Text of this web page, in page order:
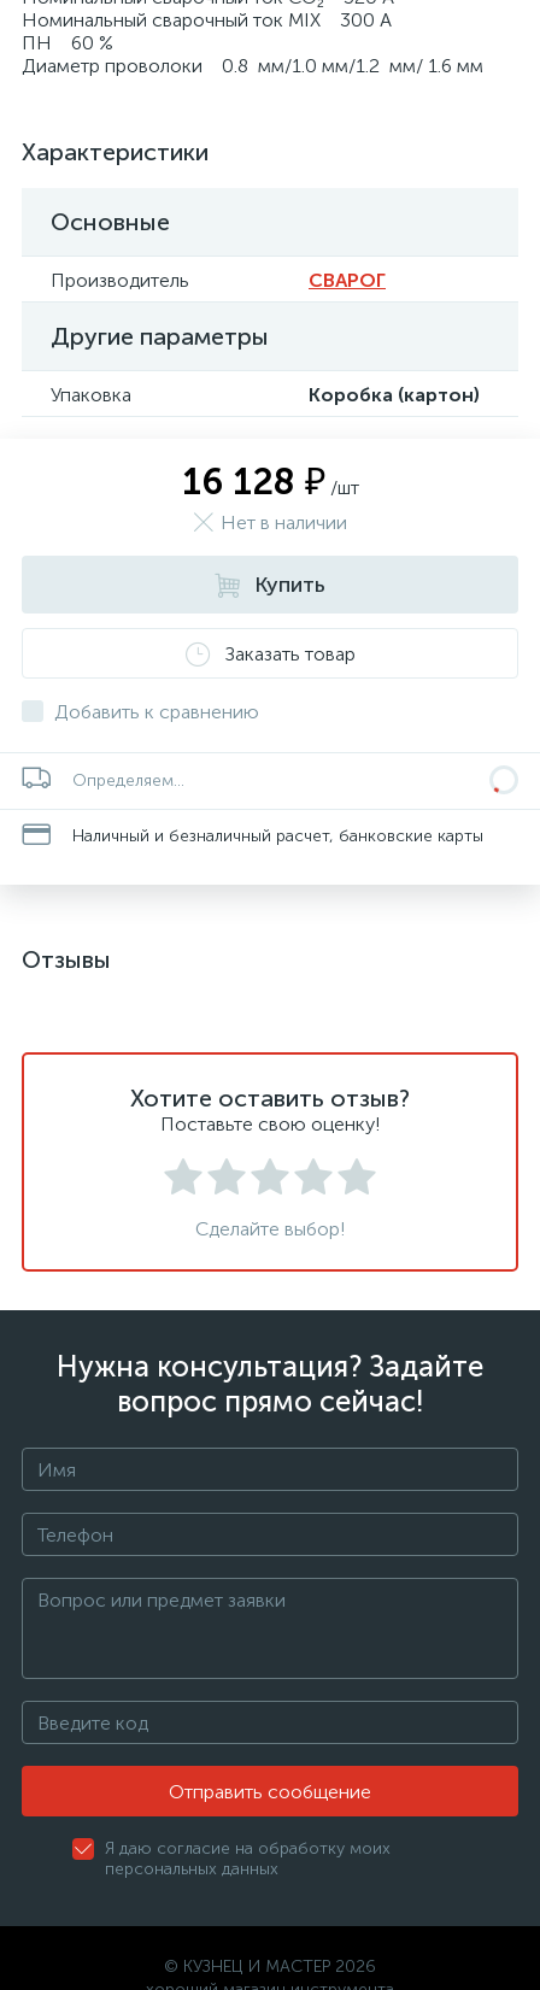
Номинальный сварочный ток MIX 300 А
ПН 60 %
Диаметр проволоки 0.8 мм/1.0 мм/1.2 мм/ 1.6 мм
Характеристики
Основные
Производитель СВАРОГ
Другие параметры
Упаковка Коробка (картон)
16 128 ₽ /шт
Нет в наличии
Купить
Заказать товар
Добавить к сравнению
Определяем...
Наличный и безналичный расчет, банковские карты
Отзывы
Хотите оставить отзыв?
Поставьте свою оценку!
Сделайте выбор!
Нужна консультация? Задайте
вопрос прямо сейчас!
Отправить сообщение
Я даю согласие на обработку моих
персональных данных
© КУЗНЕЦ И МАСТЕР 2026